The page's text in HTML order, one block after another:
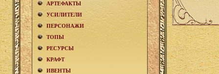
АРТЕФАКТЫ
УСИЛИТЕЛИ
ПЕРСОНАЖИ
ТОПЫ
РЕСУРСЫ
КРАФТ
ИВЕНТЫ